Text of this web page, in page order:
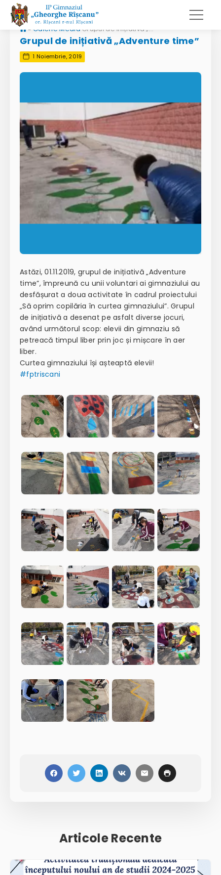
» Galerie Media Grupul de inițiativă „Adventure time”
Grupul de inițiativă „Adventure time”
1 Noiembrie, 2019
Astăzi, 01.11.2019, grupul de inițiativă „Adventure
time”, împreună cu unii voluntari ai gimnaziului au
desfășurat a doua activitate în cadrul proiectului
„Să oprim copilăria în curtea gimnaziului”. Grupul
de inițiativă a desenat pe asfalt diverse jocuri,
având următorul scop: elevii din gimnaziu să
petreacă timpul liber prin joc și mișcare în aer
liber.
Curtea gimnaziului își așteaptă elevii!
#fptriscani
Articole Recente